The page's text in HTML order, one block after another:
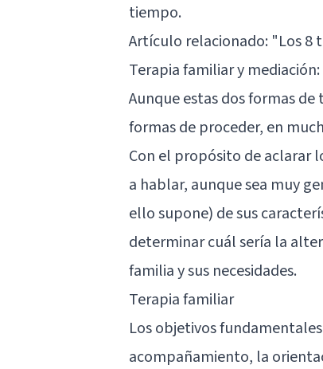
tiempo.
Artículo relacionado: "Los 8
Terapia familiar y
Aunque estas dos formas
formas de proceder, en
Con el propósito de aclarar
a hablar, aunque sea muy
ello supone) de sus
determinar cuál sería la
familia y sus necesidades.
Terapia familiar
Los objetivos
acompañamiento, la